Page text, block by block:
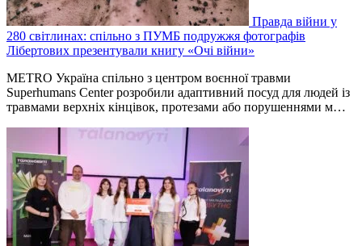
Правда війни у
280 світлинах: спільно з ПУМБ подружжя фотографів
Лібертових презентували книгу «Очі війни»
METRO Україна спільно з центром воєнної травми
Superhumans Center розробили адаптивний посуд для людей із
травмами верхніх кінцівок, протезами або порушеннями м…